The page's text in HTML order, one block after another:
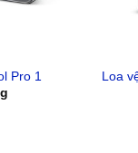
Pro 1
Loa